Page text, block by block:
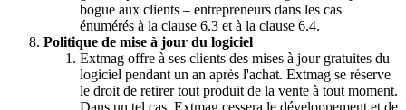
bogue aux clients – entrepreneurs dans les cas
énumérés à la clause 6.3 et à la clause 6.4.
Politique de mise à jour du logiciel
Extmag offre à ses clients des mises à jour gratuites du
logiciel pendant un an après l'achat. Extmag se réserve
le droit de retirer tout produit de la vente à tout moment.
Dans un tel cas, Extmag cessera le développement et de